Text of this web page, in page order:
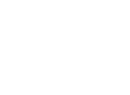
направил телеграмму
родным и близким Халық
Гапича